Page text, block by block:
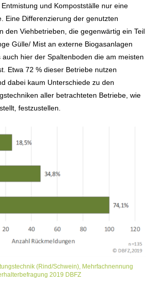
und Kompostställe nur eine
Eine Differenzierung der genutzten
den Viehbetrieben, die gegenwärtig ein Teil
Gülle/ Mist an externe Biogasanlagen
hier der Spaltenboden die am meisten
Etwa 72 % dieser Betriebe nutzen
dabei kaum Unterschiede zu den
aller betrachteten Betriebe, wie
festzustellen.
(Rind/Schwein), Mehrfachnennung
2019 DBFZ